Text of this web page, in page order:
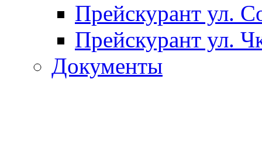
Прейскурант ул.
Прейскурант ул.
Документы